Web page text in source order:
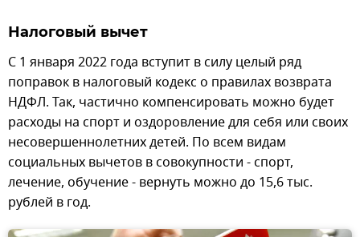
Налоговый вычет
С 1 января 2022 года вступит в силу целый ряд
поправок в налоговый кодекс о правилах возврата
НДФЛ. Так, частично компенсировать можно будет
расходы на спорт и оздоровление для себя или своих
несовершеннолетних детей. По всем видам
социальных вычетов в совокупности - спорт,
лечение, обучение - вернуть можно до 15,6 тыс.
рублей в год.